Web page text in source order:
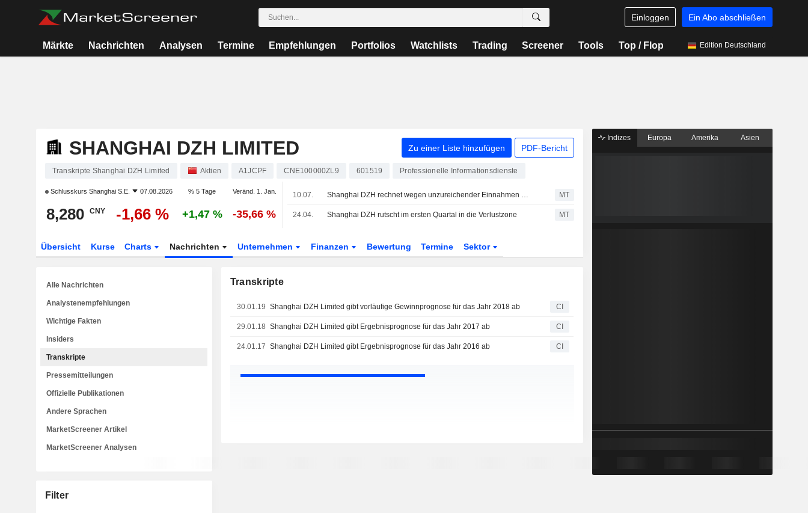
Einloggen Ein Abo abschließen
Märkte Nachrichten Analysen Termine Empfehlungen Portfolios Watchlists Trading Screener Tools Top / Flop Edition Deutschland
SHANGHAI DZH LIMITED Zu einer Liste hinzufügen PDF-Bericht
Transkripte Shanghai DZH Limited Aktien A1JCPF CNE100000ZL9 601519 Professionelle Informationsdienste
Schlusskurs Shanghai S.E. 07.08.2026 % 5 Tage Veränd. 1. Jan.
8,280 CNY -1,66 % +1,47 % -35,66 %
10.07. Shanghai DZH rechnet wegen unzureichender Einnahmen mit höherem Verlust im 1. Halbjahr MT
24.04. Shanghai DZH rutscht im ersten Quartal in die Verlustzone MT
Übersicht Kurse Charts Nachrichten Unternehmen Finanzen Bewertung Termine Sektor
Transkripte
30.01.19 Shanghai DZH Limited gibt vorläufige Gewinnprognose für das Jahr 2018 ab CI
29.01.18 Shanghai DZH Limited gibt Ergebnisprognose für das Jahr 2017 ab CI
24.01.17 Shanghai DZH Limited gibt Ergebnisprognose für das Jahr 2016 ab CI
Alle Nachrichten
Analystenempfehlungen
Wichtige Fakten
Insiders
Transkripte
Pressemitteilungen
Offizielle Publikationen
Andere Sprachen
MarketScreener Artikel
MarketScreener Analysen
Filter
Indizes Europa Amerika Asien